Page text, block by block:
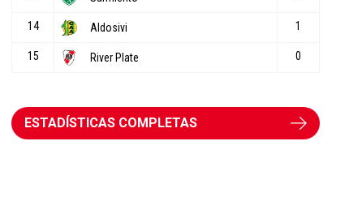
ESTADÍSTICAS COMPLETAS